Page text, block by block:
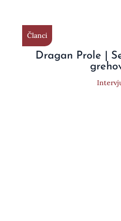
Članci
Dragan Prole |